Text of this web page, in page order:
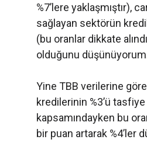
%7’lere yaklaşmıştır),
sağlayan sektörün
(bu oranlar dikkate
olduğunu
Yine TBB verilerine
kredilerinin %3’ü
kapsamındayken bu
bir puan artarak %4’ler